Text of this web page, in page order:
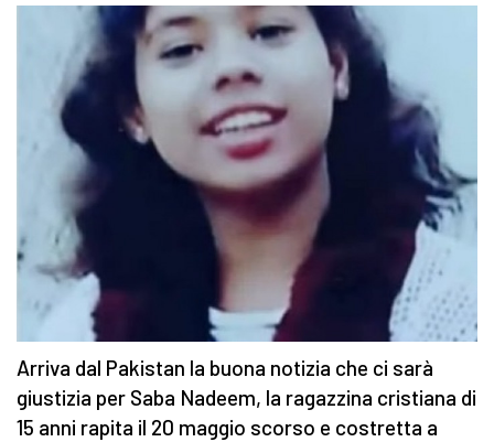
Arriva dal Pakistan la buona notizia che ci sarà
giustizia per Saba Nadeem, la ragazzina cristiana di
15 anni rapita il 20 maggio scorso e costretta a